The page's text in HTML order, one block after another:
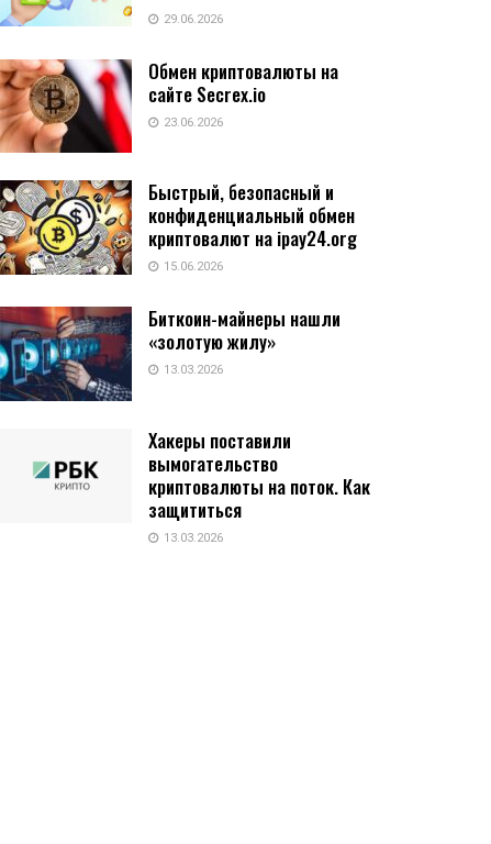
29.06.2026
Обмен криптовалюты на
сайте Secrex.io
23.06.2026
Быстрый, безопасный и
конфиденциальный обмен
криптовалют на ipay24.org
15.06.2026
Биткоин-майнеры нашли
«золотую жилу»
13.03.2026
Хакеры поставили
вымогательство
криптовалюты на поток. Как
защититься
13.03.2026